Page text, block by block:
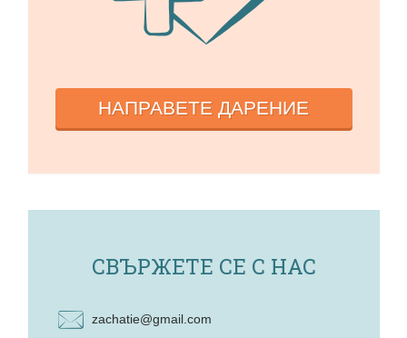
НАПРАВЕТЕ ДАРЕНИЕ
СВЪРЖЕТЕ СЕ С НАС
zachatie@gmail.com